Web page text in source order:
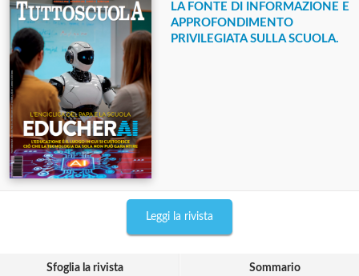
LA FONTE DI INFORMAZIONE E
APPROFONDIMENTO
PRIVILEGIATA SULLA SCUOLA.
Leggi la rivista
Sfoglia la rivista Sommario